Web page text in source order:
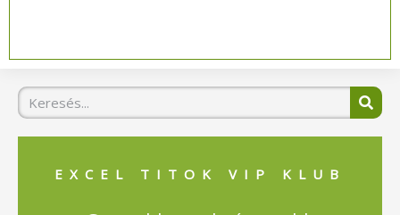
Keresés
EXCEL TITOK VIP KLUB